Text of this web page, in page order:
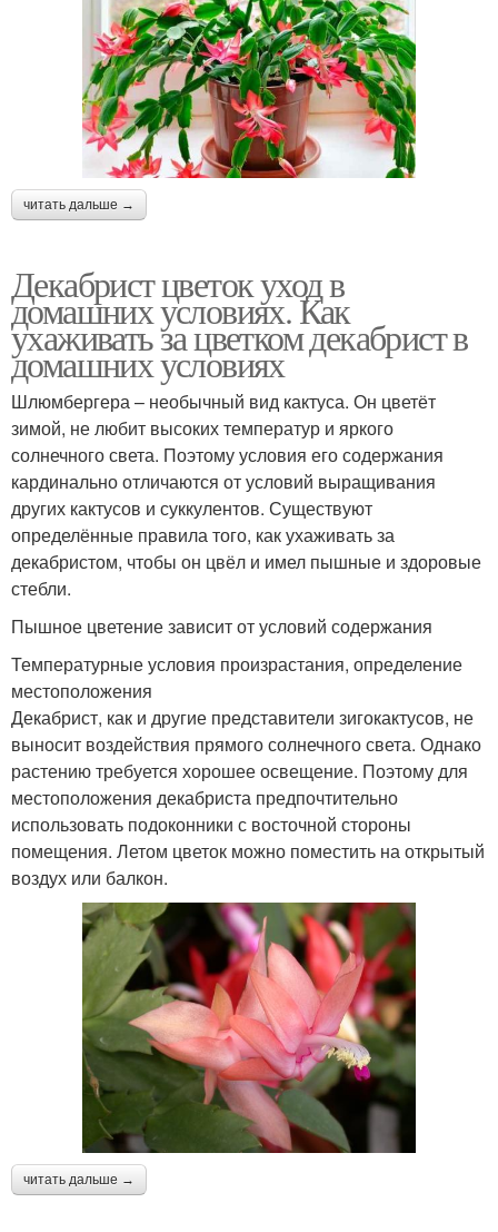
читать дальше →
Декабрист цветок уход в
домашних условиях. Как
ухаживать за цветком декабрист в
домашних условиях
Шлюмбергера – необычный вид кактуса. Он цветёт
зимой, не любит высоких температур и яркого
солнечного света. Поэтому условия его содержания
кардинально отличаются от условий выращивания
других кактусов и суккулентов. Существуют
определённые правила того, как ухаживать за
декабристом, чтобы он цвёл и имел пышные и здоровые
стебли.
Пышное цветение зависит от условий содержания
Температурные условия произрастания, определение
местоположения
Декабрист, как и другие представители зигокактусов, не
выносит воздействия прямого солнечного света. Однако
растению требуется хорошее освещение. Поэтому для
местоположения декабриста предпочтительно
использовать подоконники с восточной стороны
помещения. Летом цветок можно поместить на открытый
воздух или балкон.
читать дальше →